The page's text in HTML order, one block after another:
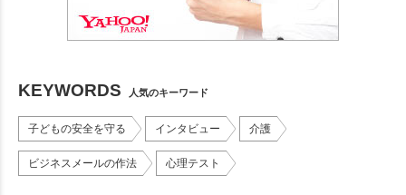
KEYWORDS 人気のキーワード
子どもの安全を守る インタビュー 介護
ビジネスメールの作法 心理テスト